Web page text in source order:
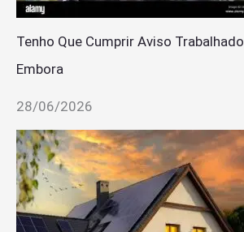
Tenho Que Cumprir Aviso
Embora
28/06/2026